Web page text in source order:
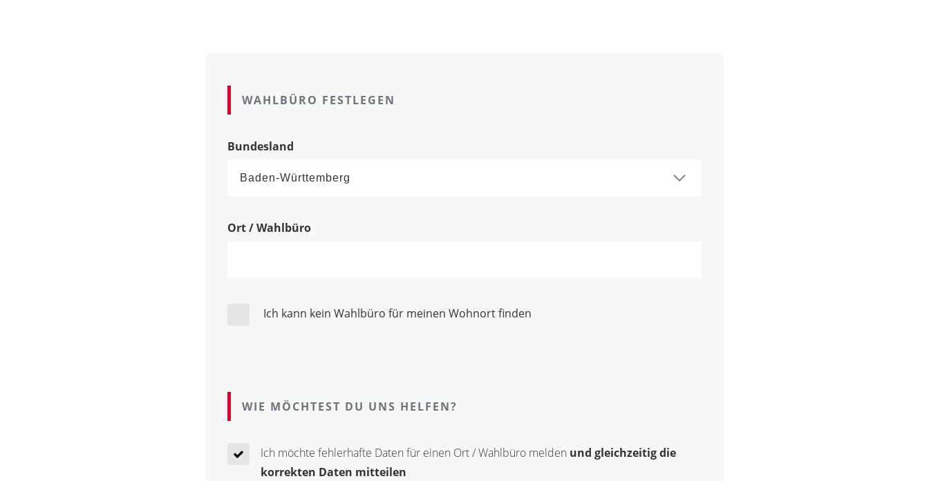
WAHLBÜRO FESTLEGEN
Bundesland
Ort / Wahlbüro
Ich kann kein Wahlbüro für meinen Wohnort finden
WIE MÖCHTEST DU UNS HELFEN?
Ich möchte fehlerhafte Daten für einen Ort / Wahlbüro melden und gleichzeitig die
korrekten Daten mitteilen